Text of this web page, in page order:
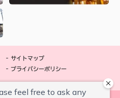
サイトマップ
プライバシーポリシー